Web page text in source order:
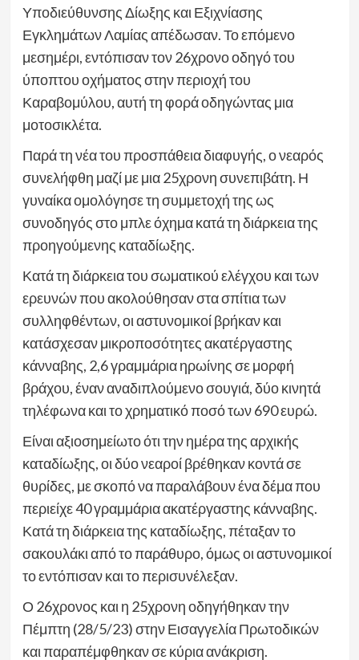
Υποδιεύθυνσης Δίωξης και Εξιχνίασης
Εγκλημάτων Λαμίας απέδωσαν. Το επόμενο
μεσημέρι, εντόπισαν τον 26χρονο οδηγό του
ύποπτου οχήματος στην περιοχή του
Καραβομύλου, αυτή τη φορά οδηγώντας μια
μοτοσικλέτα.
Παρά τη νέα του προσπάθεια διαφυγής, ο νεαρός
συνελήφθη μαζί με μια 25χρονη συνεπιβάτη. Η
γυναίκα ομολόγησε τη συμμετοχή της ως
συνοδηγός στο μπλε όχημα κατά τη διάρκεια της
προηγούμενης καταδίωξης.
Κατά τη διάρκεια του σωματικού ελέγχου και των
ερευνών που ακολούθησαν στα σπίτια των
συλληφθέντων, οι αστυνομικοί βρήκαν και
κατάσχεσαν μικροποσότητες ακατέργαστης
κάνναβης, 2,6 γραμμάρια ηρωίνης σε μορφή
βράχου, έναν αναδιπλούμενο σουγιά, δύο κινητά
τηλέφωνα και το χρηματικό ποσό των 690 ευρώ.
Είναι αξιοσημείωτο ότι την ημέρα της αρχικής
καταδίωξης, οι δύο νεαροί βρέθηκαν κοντά σε
θυρίδες, με σκοπό να παραλάβουν ένα δέμα που
περιείχε 40 γραμμάρια ακατέργαστης κάνναβης.
Κατά τη διάρκεια της καταδίωξης, πέταξαν το
σακουλάκι από το παράθυρο, όμως οι αστυνομικοί
το εντόπισαν και το περισυνέλεξαν.
Ο 26χρονος και η 25χρονη οδηγήθηκαν την
Πέμπτη (28/5/23) στην Εισαγγελία Πρωτοδικών
και παραπέμφθηκαν σε κύρια ανάκριση.